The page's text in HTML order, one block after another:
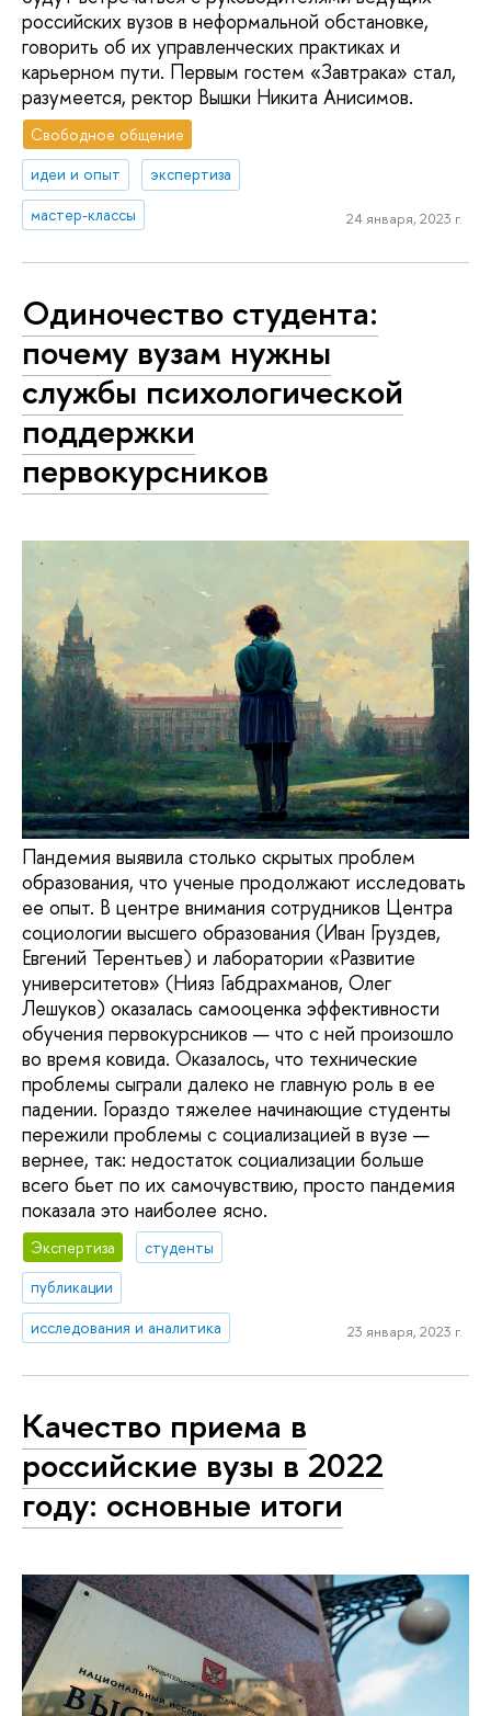
российских вузов в неформальной обстановке,
говорить об их управленческих практиках и
карьерном пути. Первым гостем «Завтрака» стал,
разумеется, ректор Вышки Никита Анисимов.
Свободное общение
идеи и опыт
экспертиза
мастер-классы
24 января, 2023 г.
Одиночество студента:
почему вузам нужны
службы психологической
поддержки
первокурсников
Пандемия выявила столько скрытых проблем
образования, что ученые продолжают исследовать
ее опыт. В центре внимания сотрудников Центра
социологии высшего образования (Иван Груздев,
Евгений Терентьев) и лаборатории «Развитие
университетов» (Нияз Габдрахманов, Олег
Лешуков) оказалась самооценка эффективности
обучения первокурсников — что с ней произошло
во время ковида. Оказалось, что технические
проблемы сыграли далеко не главную роль в ее
падении. Гораздо тяжелее начинающие студенты
пережили проблемы с социализацией в вузе —
вернее, так: недостаток социализации больше
всего бьет по их самочувствию, просто пандемия
показала это наиболее ясно.
Экспертиза
студенты
публикации
исследования и аналитика
23 января, 2023 г.
Качество приема в
российские вузы в 2022
году: основные итоги